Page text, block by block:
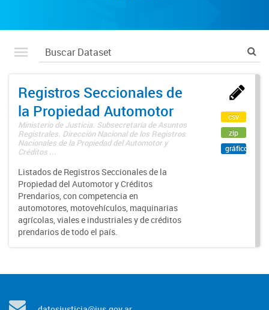
Registros Seccionales de
la Propiedad Automotor
Ministerio de Justicia. Subsecretaría de Asuntos
Registrales. Dirección Nacional de los Registros
Nacionales de la Propiedad del Automotor y
Créditos ...
Listados de Registros Seccionales de la
Propiedad del Automotor y Créditos
Prendarios, con competencia en
automotores, motovehículos, maquinarias
agrícolas, viales e industriales y de créditos
prendarios de todo el país.
csv
zip
gráfico